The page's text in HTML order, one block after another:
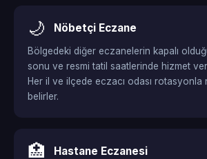
🌙 Nöbetçi Eczane
Bölgedeki diğer eczanelerin kapalı
sonu ve resmi tatil saatlerinde hizmet
Her il ve ilçede eczacı odası rotasyonla
belirler.
🏥 Hastane Eczanesi